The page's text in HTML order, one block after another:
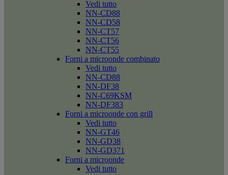
Vedi tutto
NN-CD88
NN-CD58
NN-CT57
NN-CT56
NN-CT55
Forni a microonde combinato
Vedi tutto
NN-CD88
NN-DF38
NN-C69KSM
NN-DF383
Forni a microonde con grill
Vedi tutto
NN-GT46
NN-GD38
NN-GD371
Forni a microonde
Vedi tutto